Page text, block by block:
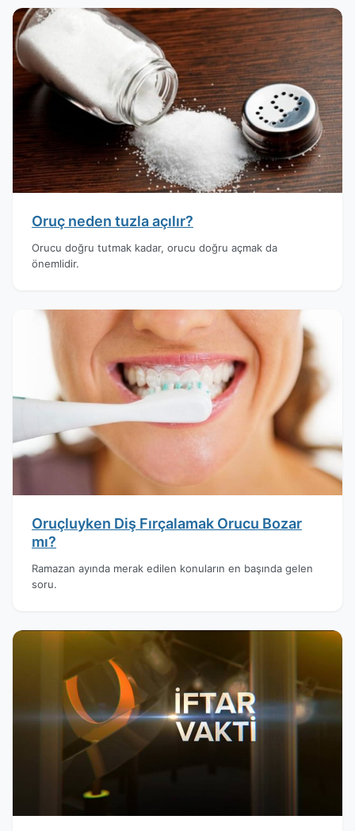
Oruç neden tuzla açılır?
Orucu doğru tutmak kadar, orucu doğru açmak da
önemlidir.
Oruçluyken Diş Fırçalamak Orucu Bozar
mı?
Ramazan ayında merak edilen konuların en başında gelen
soru.